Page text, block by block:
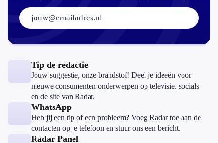
E-mailadres:
Tip de redactie
Jouw suggestie, onze brandstof! Deel je ideeën voor
nieuwe consumenten onderwerpen op televisie, socials
en de site van Radar.
WhatsApp
Heb jij een tip of een probleem? Voeg Radar toe aan de
contacten op je telefoon en stuur ons een bericht.
Radar Panel